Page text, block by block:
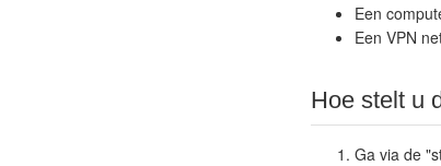
Een
Een VPN
Hoe stelt u
Ga via de